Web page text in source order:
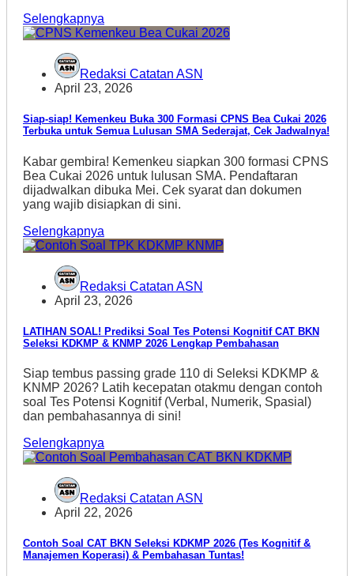
Selengkapnya
Redaksi Catatan ASN
April 23, 2026
Siap-siap! Kemenkeu Buka 300 Formasi CPNS Bea Cukai 2026
Terbuka untuk Semua Lulusan SMA Sederajat, Cek Jadwalnya!
Kabar gembira! Kemenkeu siapkan 300 formasi CPNS
Bea Cukai 2026 untuk lulusan SMA. Pendaftaran
dijadwalkan dibuka Mei. Cek syarat dan dokumen
yang wajib disiapkan di sini.
Selengkapnya
Redaksi Catatan ASN
April 23, 2026
LATIHAN SOAL! Prediksi Soal Tes Potensi Kognitif CAT BKN
Seleksi KDKMP & KNMP 2026 Lengkap Pembahasan
Siap tembus passing grade 110 di Seleksi KDKMP &
KNMP 2026? Latih kecepatan otakmu dengan contoh
soal Tes Potensi Kognitif (Verbal, Numerik, Spasial)
dan pembahasannya di sini!
Selengkapnya
Redaksi Catatan ASN
April 22, 2026
Contoh Soal CAT BKN Seleksi KDKMP 2026 (Tes Kognitif &
Manajemen Koperasi) & Pembahasan Tuntas!